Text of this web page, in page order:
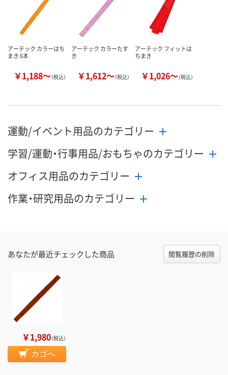
アーテック カラーはち
まき 6本
￥1,188～（税込）
アーテック カラーたす
き
￥1,612～（税込）
アーテック フィットは
ちまき
￥1,026～（税込）
運動/イベント用品のカテゴリー
学習/運動・行事用品/おもちゃのカテゴリー
オフィス用品のカテゴリー
作業・研究用品のカテゴリー
あなたが最近チェックした商品 閲覧履歴の削除
￥1,980（税込）
カゴへ